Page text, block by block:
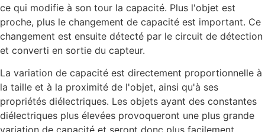
ce qui modifie à son tour la capacité. Plus l'objet est
proche, plus le changement de capacité est important. Ce
changement est ensuite détecté par le circuit de détection
et converti en sortie du capteur.
La variation de capacité est directement proportionnelle à
la taille et à la proximité de l'objet, ainsi qu'à ses
propriétés diélectriques. Les objets ayant des constantes
diélectriques plus élevées provoqueront une plus grande